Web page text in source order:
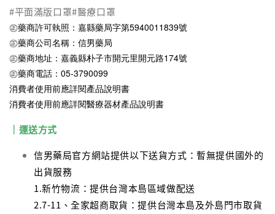
#平面滿版口罩#醫療口罩
㊣藥商許可執照：嘉縣藥局字第5940011839號
㊣藥商公司名稱：信男藥局
㊣藥商地址：嘉義縣朴子市開元里開元路174號
㊣藥商電話：05-3790099
消費者使用前應詳閱產品說明書
消費者使用前應詳閱醫療器材產品說明書
｜運送方式
信男藥局官方網站提供以下送貨方式：暫無提供國外的
出貨服務
1.新竹物流：提供台灣本島區域做配送
2.7-11、全家超商取貨：提供台灣本島及外島門市取貨